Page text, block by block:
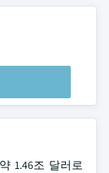
1.46조 달러로